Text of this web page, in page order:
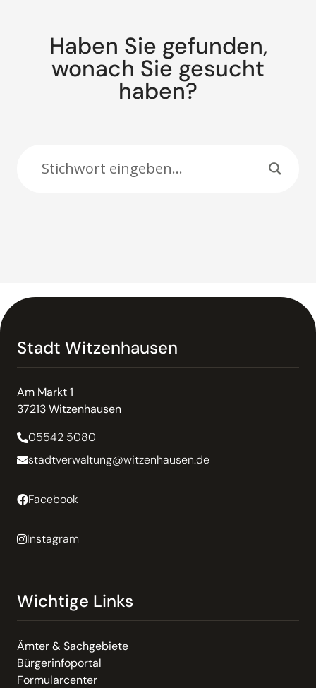
Haben Sie gefunden,
wonach Sie gesucht
haben?
Stadt Witzenhausen
Am Markt 1
37213 Witzenhausen
05542 5080
stadtverwaltung@witzenhausen.de
Facebook
Instagram
Wichtige Links
Ämter & Sachgebiete
Bürgerinfoportal
Formularcenter